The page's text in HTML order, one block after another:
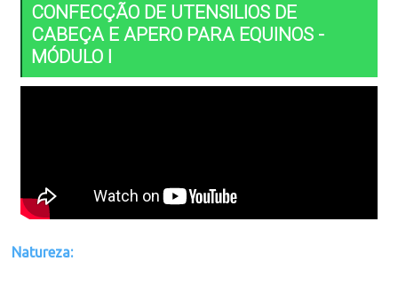
CONFECÇÃO DE UTENSILIOS DE
CABEÇA E APERO PARA EQUINOS -
MÓDULO I
Natureza: